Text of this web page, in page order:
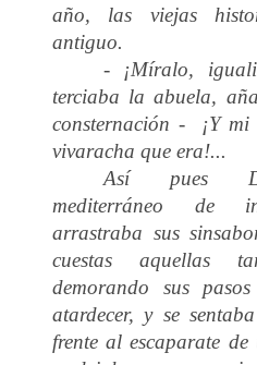
año, las viejas
antiguo.
- ¡Míralo,
terciaba la abuela,
consternación - ¡Y
vivaracha que era!...
Así pues
mediterráneo de
arrastraba sus
cuestas aquellas
demorando sus
atardecer, y se
frente al escaparate